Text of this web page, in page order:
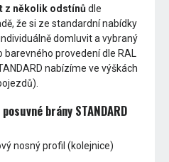
z několik odstínůdle
že si ze standardní nabídky
domluvit a vybraný
provedení dle RAL
nabízíme ve výškách
brány STANDARD
nosný profil (kolejnice)